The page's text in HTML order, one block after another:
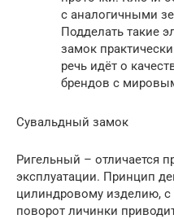
с аналогичными
Подделать такие
замок
речь идёт о
брендов с
Сувальдный замок
Ригельный – отличается
эксплуатации. Принцип
цилиндровому изделию,
поворот личинки